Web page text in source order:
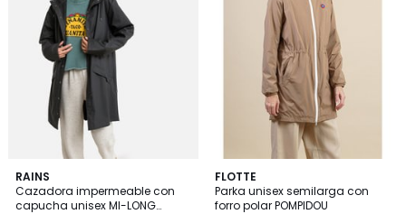
RAINS
Cazadora impermeable con
capucha unisex MI-LONG
2
Colores
FLOTTE
Parka unisex semilarga con
forro polar POMPIDOU
1
/
5